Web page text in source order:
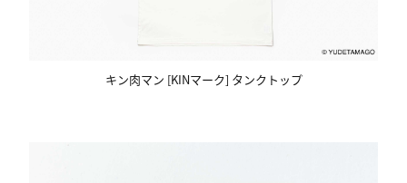
キン肉マン [KINマーク] タンクトップ